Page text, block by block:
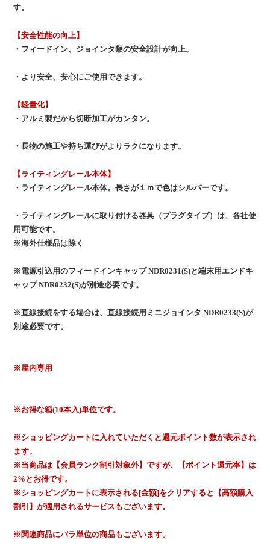
す。
【安全性能の向上】
・フィードイン、ジョインタ類の安全設計が向上。
・より安全、安心にご使用できます。
【軽量化】
・アルミ製だから切断加工がカンタン。
・長物の施工や持ち運びがよりラクになります。
【ライティングレール本体】
・ライティングレール本体。長さが１ｍで色はシルバーです。
・ライティングレールに取り付ける器具（プラグタイプ）は、各社使
用可能です。
※海外仕様品は除く
※電源引込用のフィードインキャップ NDR0231(S)と端末用エンドキ
ャップ NDR0232(S)が別途必要です。
※直線接続をする場合は、直線接続用ミニジョインタ NDR0233(S)が
別途必要です。
※屋内専用
※お得な箱(10本入)単位です。
※ショッピングカートに入れていただくと還元ポイント数が表示され
ます。
※当商品は【会員ランク割引対象外】ですが、【ポイント還元率】は
2%とお得です。
※ショッピングカートに表示される[金額]をクリアすると【高額購入
割引】が適用されるサービスもございます。
※関連商品にバラ単位の商品もございます。